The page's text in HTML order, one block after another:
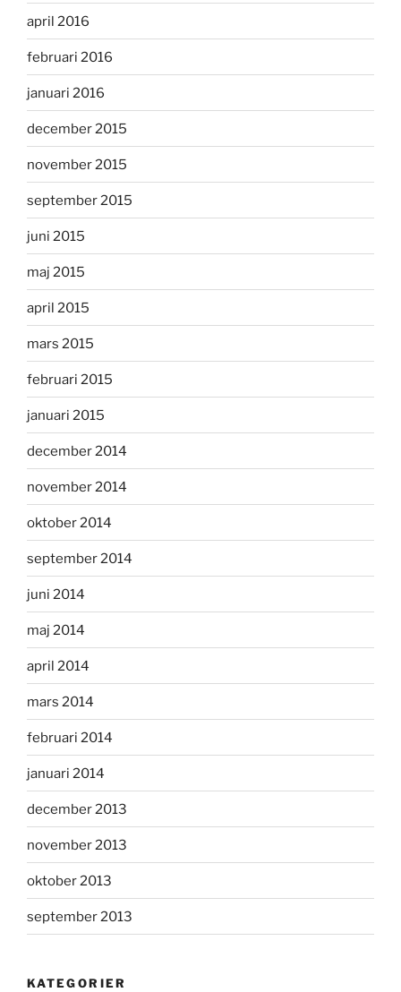
april 2016
februari 2016
januari 2016
december 2015
november 2015
september 2015
juni 2015
maj 2015
april 2015
mars 2015
februari 2015
januari 2015
december 2014
november 2014
oktober 2014
september 2014
juni 2014
maj 2014
april 2014
mars 2014
februari 2014
januari 2014
december 2013
november 2013
oktober 2013
september 2013
KATEGORIER